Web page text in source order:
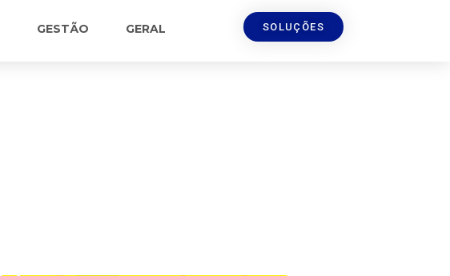
GESTÃO GERAL SOLUÇÕES